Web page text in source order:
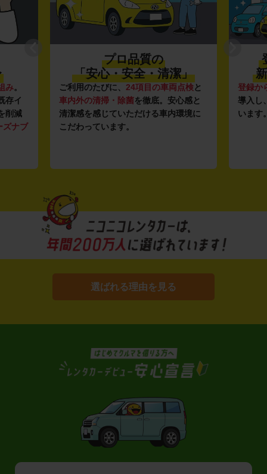
み。
存イ
削減
ズナブ
プロ品質の
「安心・安全・清潔」
ご利用のたびに、 24項目の車両点検と
車内外の清掃・除菌を徹底。安心感と
清潔感を感じていただける車内環境に
こだわっています。
登録か
導入し
います
選ばれる理由を見る